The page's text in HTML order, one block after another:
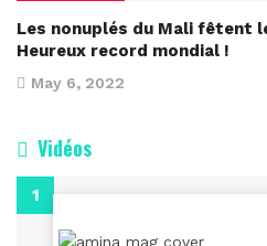
Les nonuplés du Mali fêtent
Heureux record mondial !
May 6, 2022
Vidéos